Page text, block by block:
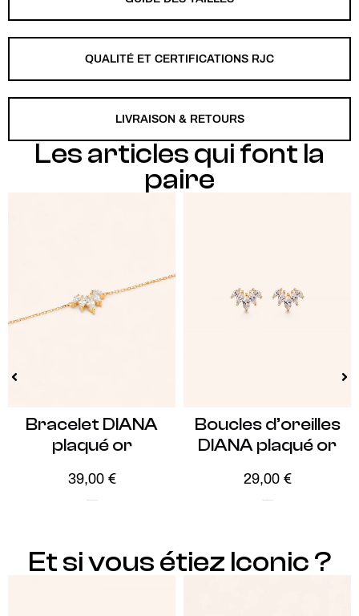
QUALITÉ ET CERTIFICATIONS RJC
LIVRAISON & RETOURS
Les articles qui font la
paire
Bracelet DIANA
plaqué or
39,00 €
Boucles d’oreilles
DIANA plaqué or
29,00 €
Et si vous étiez Iconic ?